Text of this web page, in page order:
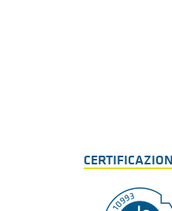
CERTIFICAZIONI